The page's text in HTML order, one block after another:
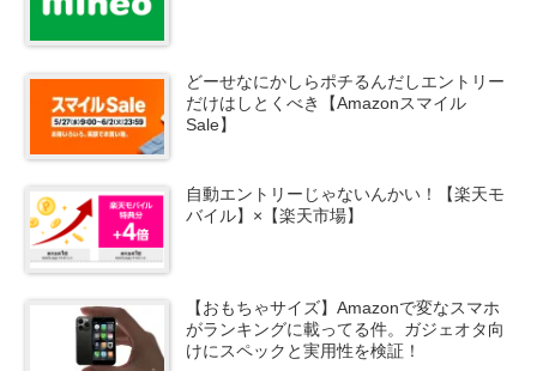
どーせなにかしらポチるんだしエントリー
だけはしとくべき【Amazonスマイル
Sale】
自動エントリーじゃないんかい！【楽天モ
バイル】×【楽天市場】
【おもちゃサイズ】Amazonで変なスマホ
がランキングに載ってる件。ガジェオタ向
けにスペックと実用性を検証！